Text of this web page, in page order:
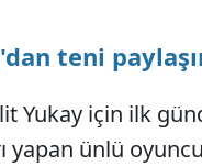
teni
Yukay için ilk
yapan ünlü